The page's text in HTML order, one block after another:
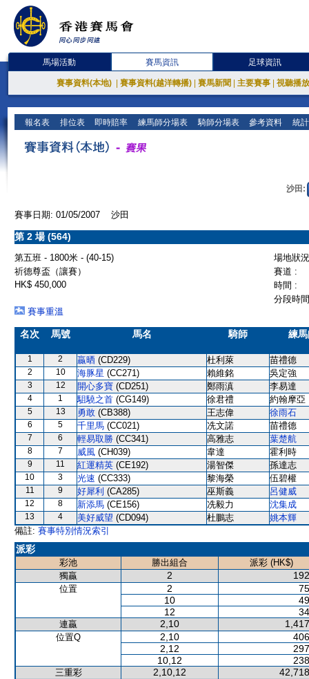
馬場活動 賽馬資訊 足球資訊
賽事資料(本地) 賽事資料(越洋轉播) 賽馬新聞 主要賽事 視聽播
報名表 排位表 即時賠率 練馬師分場表 騎師分場表 參考資料 統
沙田:
賽事日期: 01/05/2007 沙田
第 2 場 (564)
第五班 - 1800米 - (40-15)
場地狀
祈德尊盃（讓賽）
賽道 :
HK$ 450,000
時間 :
分段時
賽事重溫
名次 馬號 馬名 騎師 練
1 2 贏晒 (CD229) 杜利萊 苗禮德
2 10 海豚星 (CC271) 賴維銘 吳定強
3 12 開心多寶 (CD251) 鄭雨滇 李易達
4 1 駔驍之首 (CG149) 徐君禮 約翰摩亞
5 13 勇敢 (CB388) 王志偉 徐雨石
6 5 千里馬 (CC021) 冼文諾 苗禮德
7 6 輕易取勝 (CC341) 高雅志 葉楚航
8 7 威風 (CH039) 韋達 霍利時
9 11 紅運精英 (CE192) 湯智傑 孫達志
10 3 光速 (CC333) 黎海榮 伍碧權
11 9 好犀利 (CA285) 巫斯義 呂健威
12 8 新添馬 (CE156) 冼毅力 沈集成
13 4 美好威望 (CD094) 杜鵬志
姚本輝
備註: 賽事特別情況索引
派彩
彩池 勝出組合
派彩 (HK$)
獨贏
2
位置 2
10
12
連贏 2,10
位置Q 2,10
2,12
10,12
三重彩 2,10,12